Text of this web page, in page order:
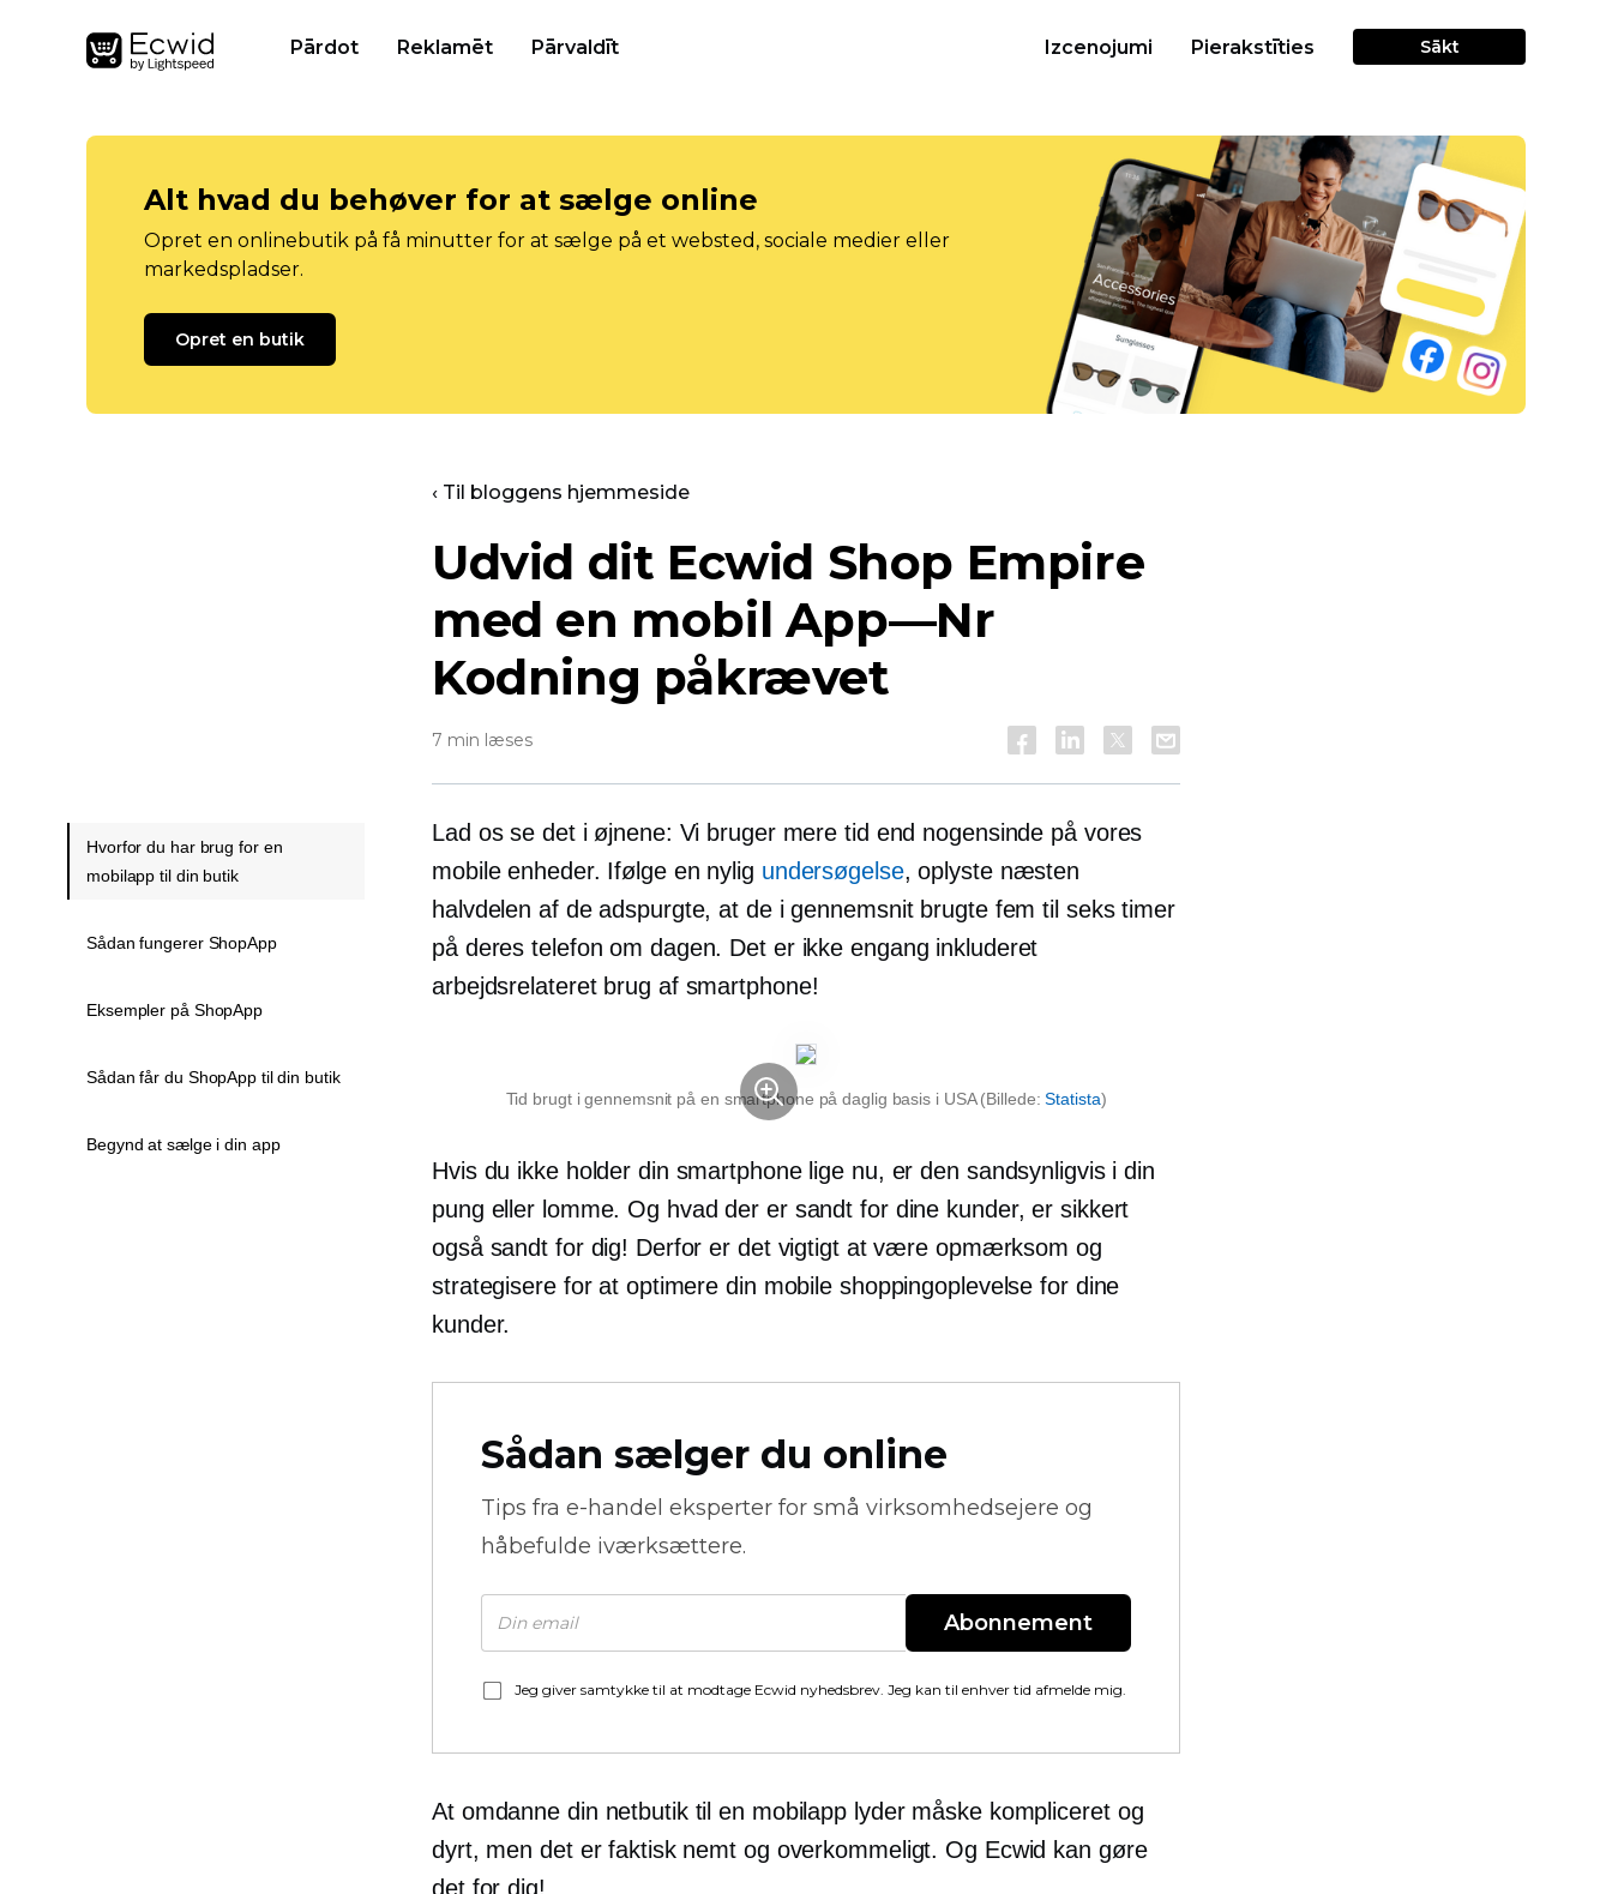
Pārdot Reklamēt Pārvaldīt Izcenojumi Pierakstīties Sākt
Alt hvad du behøver for at sælge online
Opret en onlinebutik på få minutter for at sælge på et websted, sociale medier eller
markedspladser.
Opret en butik
‹ Til bloggens hjemmeside
Udvid dit Ecwid Shop Empire
med en mobilApp—Nr
Kodning påkrævet
7 min læses
Lad os se det i øjnene: Vi bruger mere tid end nogensinde på vores
mobile enheder. Ifølge en nylig undersøgelse, oplyste næsten
halvdelen af ​​de adspurgte, at de i gennemsnit brugte fem til seks timer
på deres telefon om dagen. Det er ikke engang inkluderet
arbejdsrelateretbrug af smartphone!
Tid brugt i gennemsnit på en smartphone på daglig basis i USA (Billede:Statista)
Hvis du ikke holder din smartphone lige nu, er den sandsynligvis i din
pung eller lomme. Og hvad der er sandt for dine kunder, er sikkert
også sandt for dig! Derfor er det vigtigt at være opmærksom og
strategisere for at optimere din mobile shoppingoplevelse for dine
kunder.
Sådan sælger du online
Tips fra e-handel eksperter for små virksomhedsejere og
håbefulde iværksættere.
Abonnement
Jeg giver samtykke til at modtage Ecwid nyhedsbrev. Jeg kan til enhver tid afmelde mig.
At omdanne din netbutik til en mobilapp lyder måske kompliceret og
dyrt, men det er faktisk nemt og overkommeligt. Og Ecwid kan gøre
det for dig!
Hvorfor du har brug for en
mobilapp til din butik
Sådan fungerer ShopApp
Eksempler på ShopApp
Sådan får du ShopApp til din butik
Begynd at sælge i din app